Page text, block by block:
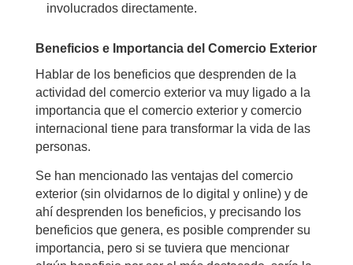
involucrados directamente.
Beneficios e Importancia del Comercio Exterior
Hablar de los beneficios que desprenden de la
actividad del comercio exterior va muy ligado a la
importancia que el comercio exterior y comercio
internacional tiene para transformar la vida de las
personas.
Se han mencionado las ventajas del comercio
exterior (sin olvidarnos de lo digital y online) y de
ahí desprenden los beneficios, y precisando los
beneficios que genera, es posible comprender su
importancia, pero si se tuviera que mencionar